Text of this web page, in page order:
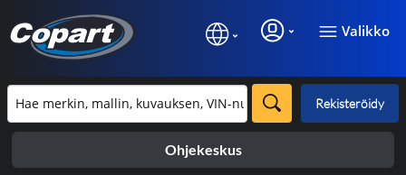
Valikko
Rekisteröidy
Ohjekeskus